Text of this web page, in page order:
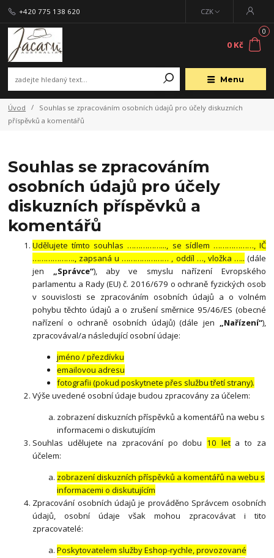
Menu
CZK
+420 775 138 620
0
0 Kč
Úvod
Souhlas se zpracováním osobních údajů pro účely diskuzních
příspěvků a komentářů
Souhlas se zpracováním
osobních údajů pro účely
diskuzních příspěvků a
komentářů
Udělujete tímto souhlas ……………..., se sídlem ………………, IČ
………………., zapsaná u ………………… , oddíl …, vložka ….. (dále
jen „Správce“), aby ve smyslu nařízení Evropského
parlamentu a Rady (EU) č. 2016/679 o ochraně fyzických osob
v souvislosti se zpracováním osobních údajů a o volném
pohybu těchto údajů a o zrušení směrnice 95/46/ES (obecné
nařízení o ochraně osobních údajů) (dále jen „Nařízení“),
zpracovával/a následující osobní údaje:
jméno / přezdívku
emailovou adresu
fotografii (pokud poskytnete přes službu třetí strany).
Výše uvedené osobní údaje budou zpracovány za účelem:
zobrazení diskuzních příspěvků a komentářů na webu s
informacemi o diskutujícím
Souhlas udělujete na zpracování po dobu 10 leta to za
účelem:
zobrazení diskuzních příspěvků a komentářů na webu s
informacemi o diskutujícím
Zpracování osobních údajů je prováděno Správcem osobních
údajů, osobní údaje však mohou zpracovávat i tito
zpracovatelé:
Poskytovatelem služby Eshop-rychle, provozované